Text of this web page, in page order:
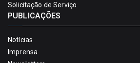
Solicitação de Serviço
PUBLICAÇÕES
Notícias
Imprensa